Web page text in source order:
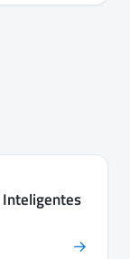
Inteligentes
→